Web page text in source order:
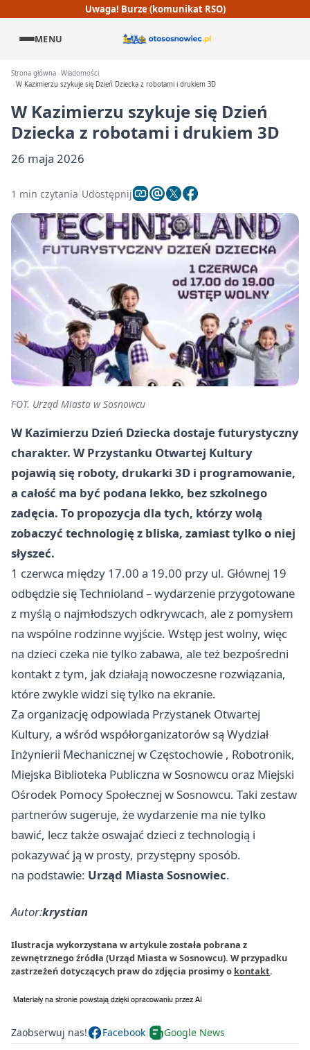
Uwaga! Burze (komunikat RSO)
MENU
Strona główna Wiadomości
W Kazimierzu szykuje się Dzień Dziecka z robotami i drukiem 3D
W Kazimierzu szykuje się Dzień
Dziecka z robotami i drukiem 3D
26 maja 2026
1 min czytania Udostępnij
FOT. Urząd Miasta w Sosnowcu
W Kazimierzu Dzień Dziecka dostaje futurystyczny
charakter. W Przystanku Otwartej Kultury
pojawią się roboty, drukarki 3D i programowanie,
a całość ma być podana lekko, bez szkolnego
zadęcia. To propozycja dla tych, którzy wolą
zobaczyć technologię z bliska, zamiast tylko o niej
słyszeć.
1 czerwca między 17.00 a 19.00 przy ul. Głównej 19
odbędzie się Technioland – wydarzenie przygotowane
z myślą o najmłodszych odkrywcach, ale z pomysłem
na wspólne rodzinne wyjście. Wstęp jest wolny, więc
na dzieci czeka nie tylko zabawa, ale też bezpośredni
kontakt z tym, jak działają nowoczesne rozwiązania,
które zwykle widzi się tylko na ekranie.
Za organizację odpowiada Przystanek Otwartej
Kultury, a wśród współorganizatorów są Wydział
Inżynierii Mechanicznej w Częstochowie , Robotronik,
Miejska Biblioteka Publiczna w Sosnowcu oraz Miejski
Ośrodek Pomocy Społecznej w Sosnowcu. Taki zestaw
partnerów sugeruje, że wydarzenie ma nie tylko
bawić, lecz także oswajać dzieci z technologią i
pokazywać ją w prosty, przystępny sposób.
na podstawie: Urząd Miasta Sosnowiec.
Autor:krystian
Ilustracja wykorzystana w artykule została pobrana z
zewnętrznego źródła (Urząd Miasta w Sosnowcu). W przypadku
zastrzeżeń dotyczących praw do zdjęcia prosimy o kontakt.
Zaobserwuj nas! Facebook Google News